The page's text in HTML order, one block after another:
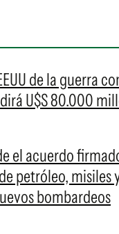
de la guerra
U$S 80.000
el acuerdo
petróleo, misiles
bombardeos